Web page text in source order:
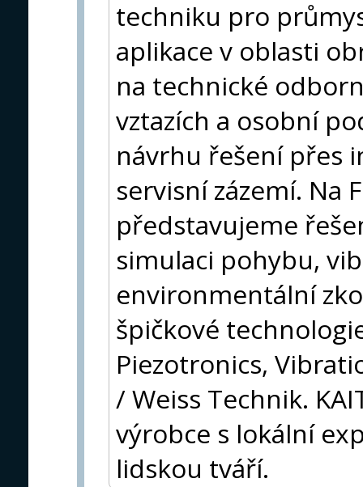
techniku pro
aplikace v oblasti
na technické
vztazích a osobní
návrhu řešení přes
servisní zázemí. Na
představujeme
simulaci pohybu,
environmentální
špičkové
Piezotronics,
/ Weiss Technik.
výrobce s lokální
lidskou tváří.